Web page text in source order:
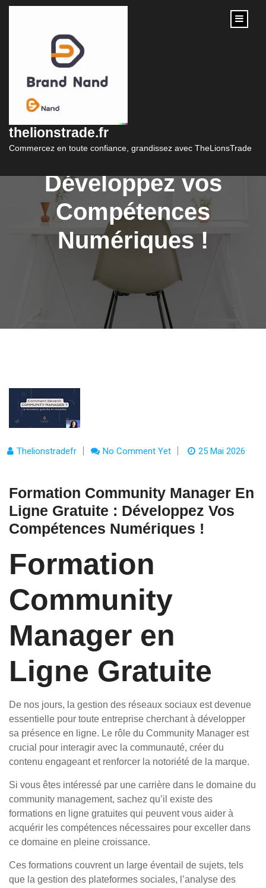
content
thelionstrade.fr
Commercez en toute confiance, grandissez avec TheLionsTrade
Community Manager
en Ligne Gratuite :
Développez vos
Compétences
Numériques !
Thelionstradefr No Comment Yet 25 Mai 2026
Formation Community Manager En
Ligne Gratuite : Développez Vos
Compétences Numériques !
Formation
Community
Manager en
Ligne Gratuite
De nos jours, la gestion des réseaux sociaux est devenue
essentielle pour toute entreprise cherchant à développer
sa présence en ligne. Le rôle du Community Manager est
crucial pour interagir avec la communauté, créer du
contenu engageant et renforcer la notoriété de la marque.
Si vous êtes intéressé par une carrière dans le domaine du
community management, sachez qu’il existe des
formations en ligne gratuites qui peuvent vous aider à
acquérir les compétences nécessaires pour exceller dans
ce domaine en pleine croissance.
Ces formations couvrent un large éventail de sujets, tels
que la gestion des plateformes sociales, l’analyse des